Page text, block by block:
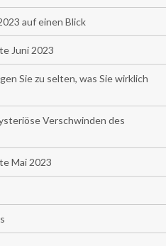
auf einen Blick
Juni 2023
Sie zu selten, was Sie wirklich
Verschwinden des
Mai 2023